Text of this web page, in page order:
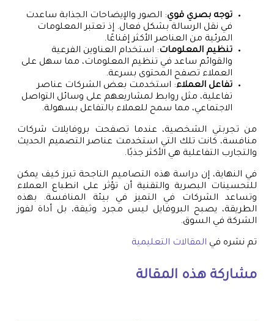
توجه بصري قوي: الصور والإيضاحات الجذابة ساعدت
في نقل الرسالة بشكل فعال. إذ تعتبر المعلومات
المرئية من العناصر الأكثر إقناعًا.
تنظيم المعلومات: استخدام العناوين الفرعية
والقوائم ساعد في تنظيم المعلومات، مما سهل على
العملاء تصفح المحتوى بسرعة.
تفاعل العملاء: استخدمت بعض الشركات عناصر
تفاعلية، مثل روابط لمشاريعهم على وسائل التواصل
الاجتماعي، مما سمح للعملاء بالتفاعل بسهولة.
من تجربتي الشخصية، عندما تصفحت بروفايلات شركات
منافسة، كانت تلك التي استخدمت عناصر التصميم الحديث
والتجارب التفاعلية هي الأكثر جذبًا.
في النهاية، إن دراسة هذه التصاميم الناجحة تبرز كيف يمكن
للتحسينات البصرية والتقنية أن تؤثر على انطباع العملاء
وتساعد الشركات في التميز في بيئة المنافسة. بهذه
الطريقة، يصبح البروفايل ليس مجرد وثيقة، بل أداة لفوز
الشركة في السوق.
تم نشره في المقالات التعليمية
مشاركة هذه المقالة